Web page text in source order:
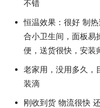
不错
恒温效果：很好 制
合小卫生间，面板易
便，送货很快，安装
老家用，没用多久，
装滴
刚收到货 物流很快